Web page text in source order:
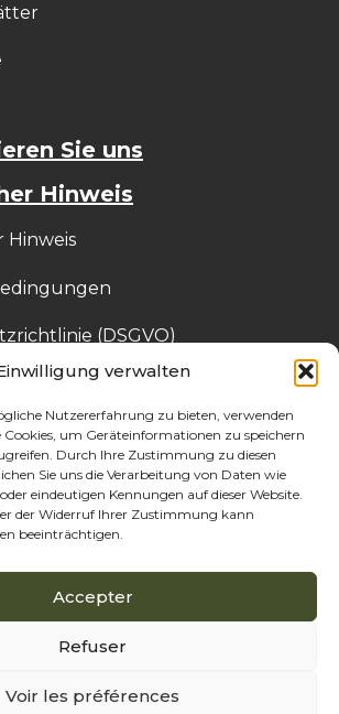
verwalten
Nutzererfahrung zu bieten, verwenden
um Geräteinformationen zu speichern
Durch Ihre Zustimmung zu diesen
Sie uns die Verarbeitung von Daten wie
eindeutigen Kennungen auf dieser Website.
der Widerruf Ihrer Zustimmung kann
beeinträchtigen.
Accepter
Refuser
Voir les préférences
Sie uns
Hinweis
Hinweis
(DSGVO)
– Erstellt von Cassandre